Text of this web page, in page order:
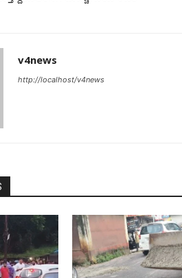
v4news
http://localhost/v4news